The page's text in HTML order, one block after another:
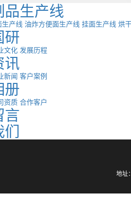
品生产线
生产线 油炸方便面生产线 挂面生产线 烘
研
文化 发展历程
讯
新闻 客户案例
册
资质 合作客户
言
们
地址